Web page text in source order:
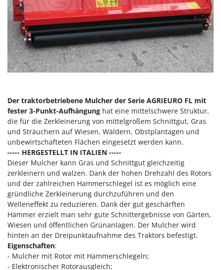
Heckenscheren
Heißluftfritteusen
Heizkanonen und Elektroheizer
Hochdruckreiniger
Hochgrasmäher
Hubwagen
K
Kabelpflüge für die Drainage
Kartoffellegemaschine für Traktoren
Kartoffelroder für Traktoren
Kehrmaschinen
Kettensägen
Kippbare Heckschaufeln für Traktoren
Klimaanlagen – Klimageräte
Knetmaschinen
Knochensägen
Comet
Cresco
Cruccolini
CTEK
D
DCG
Deca
DeWalt
Di Martino
Diavola Pro
Diesse
Docma
Dominion
Dreame
E
Echo
EcoFlow
Der traktorbetriebene Mulcher der Serie AGRIEURO FL mit
fester 3-Punkt-Aufhängung hat eine mittelschwere Struktur,
die für die Zerkleinerung von mittelgroßem Schnittgut, Gras
und Sträuchern auf Wiesen, Wäldern, Obstplantagen und
unbewirtschafteten Flächen eingesetzt werden kann.
----- HERGESTELLT IN ITALIEN -----
Dieser Mulcher kann Gras und Schnittgut gleichzeitig
zerkleinern und walzen. Dank der hohen Drehzahl des Rotors
und der zahlreichen Hammerschlegel ist es möglich eine
gründliche Zerkleinerung durchzuführen und den
Welleneffekt zu reduzieren. Dank der gut geschärften
Hämmer erzielt man sehr gute Schnittergebnisse von Gärten,
Wiesen und öffentlichen Grünanlagen. Der Mulcher wird
hinten an der Dreipunktaufnahme des Traktors befestigt.
Eigenschaften:
- Mulcher mit Rotor mit Hammerschlegeln;
- Elektronischer Rotorausgleich;